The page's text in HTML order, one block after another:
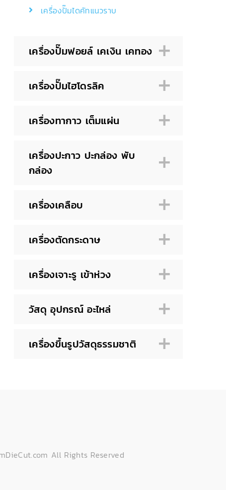
เครื่องปั๊มไดคัทแนวราบ
เครื่องปั๊มฟอยล์ เคเงิน เคทอง
เครื่องปั๊มไฮโดรลิค
เครื่องทากาว เต็มแผ่น
เครื่องปะกาว ปะกล่อง พับ
กล่อง
เครื่องเคลือบ
เครื่องตัดกระดาษ
เครื่องเจาะรู เข้าห่วง
วัสดุ อุปกรณ์ อะไหล่
เครื่องขึ้นรูปวัสดุธรรมชาติ
All Rights Reserved